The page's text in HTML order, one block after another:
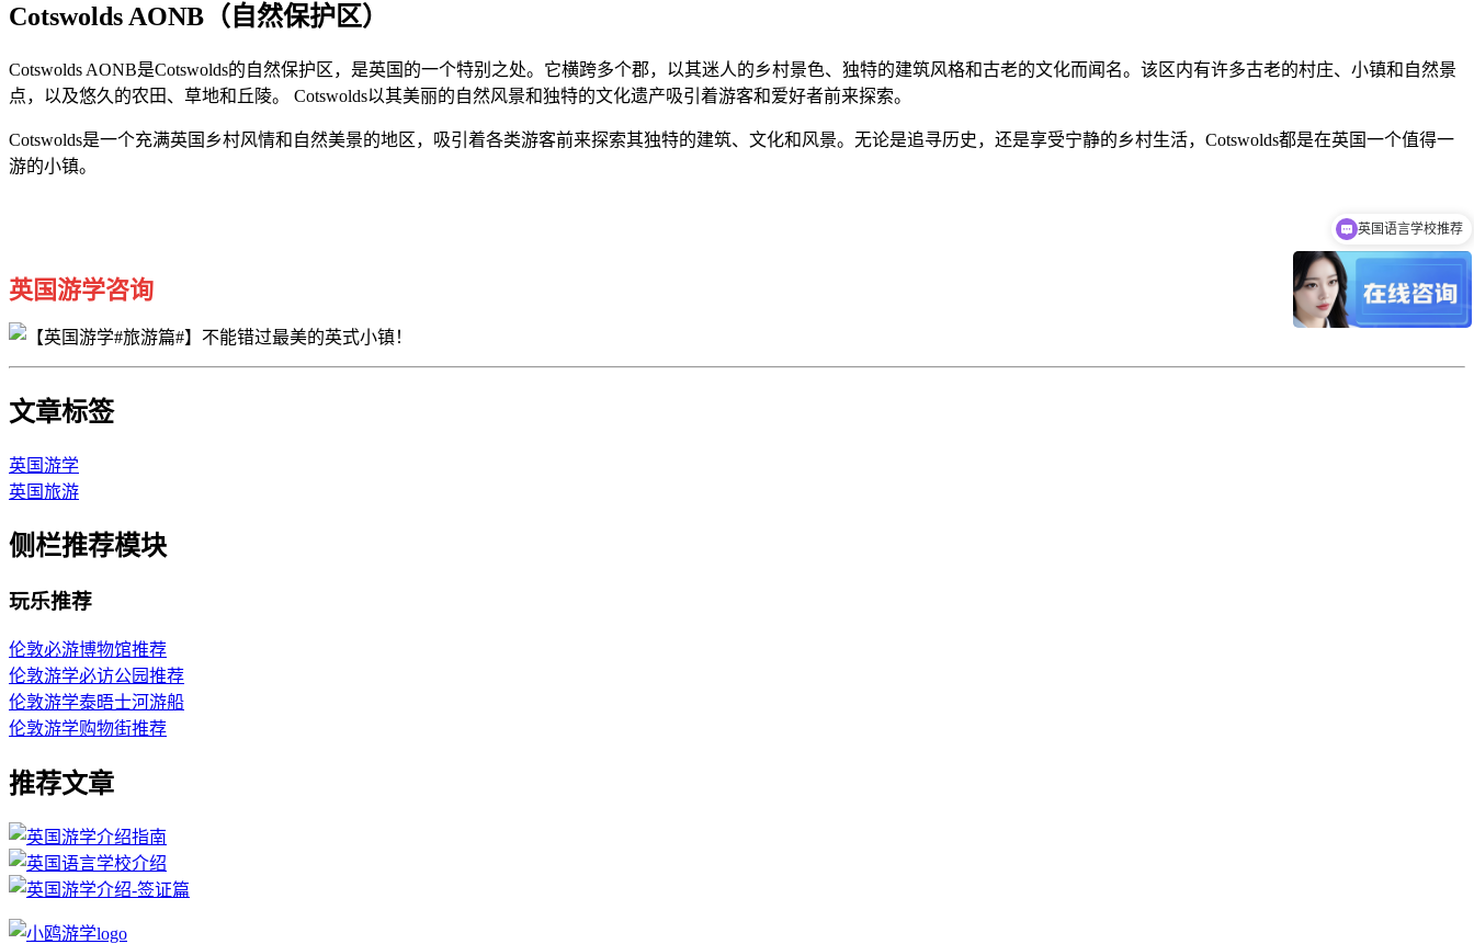
Cotswolds AONB （自然保护区）
Cotswolds AONB是Cotswolds的自然保护区，是英国的一个特别之处。它横跨多个郡，以其迷人的乡村景色、独特的建筑风格和古老的文化而闻名。该区内有许多古老的村庄、小镇和自然景
点，以及悠久的农田、草地和丘陵。 Cotswolds以其美丽的自然风景和独特的文化遗产吸引着游客和爱好者前来探索。
Cotswolds是一个充满英国乡村风情和自然美景的地区，吸引着各类游客前来探索其独特的建筑、文化和风景。无论是追寻历史，还是享受宁静的乡村生活，Cotswolds都是在英国一个值得一
游的小镇。
英国游学咨询
文章标签
英国游学
英国旅游
侧栏推荐模块
玩乐推荐
伦敦必游博物馆推荐
伦敦游学必访公园推荐
伦敦游学泰晤士河游船
伦敦游学购物街推荐
推荐文章
英国成人游学申请